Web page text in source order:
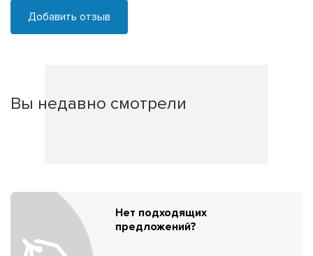
Добавить отзыв
Вы недавно смотрели
Нет подходящих
предложений?